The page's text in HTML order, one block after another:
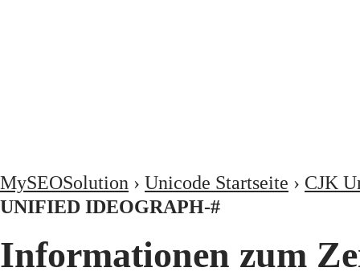
MySEOSolution › Unicode Startseite › CJK
UNIFIED IDEOGRAPH-#
Informationen zum